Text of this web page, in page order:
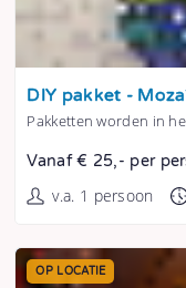
Tonen
DIY pakket -
Pakketten worden in
Vanaf € 25,- per
v.a. 1 persoon
OP LOCATIE